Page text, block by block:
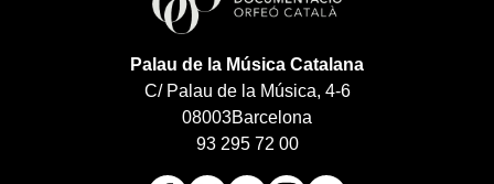
Palau de la Música Catalana
C/ Palau de la Música, 4-6
08003Barcelona
93 295 72 00